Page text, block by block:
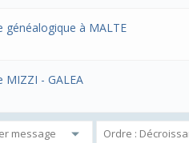
généalogique à MALTE
MIZZI - GALEA